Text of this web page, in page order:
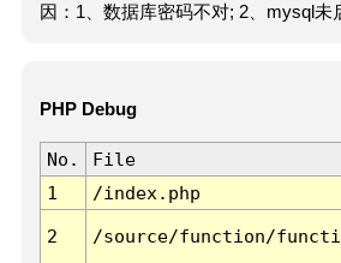
因：1、数据库密码不对; 2、mysql未
PHP Debug
No. File
1
/index.php
2 /source/function/